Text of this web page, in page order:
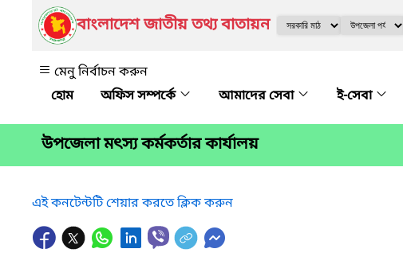
বাংলাদেশ জাতীয় তথ্য বাতায়ন
মেনু নির্বাচন করুন
অফিস সম্পর্কে
আমাদের সেবা ই-সেবা
উপজেলা মৎস্য কর্মকর্তার কার্যালয়
এই কনটেন্টটি শেয়ার করতে ক্লিক করুন